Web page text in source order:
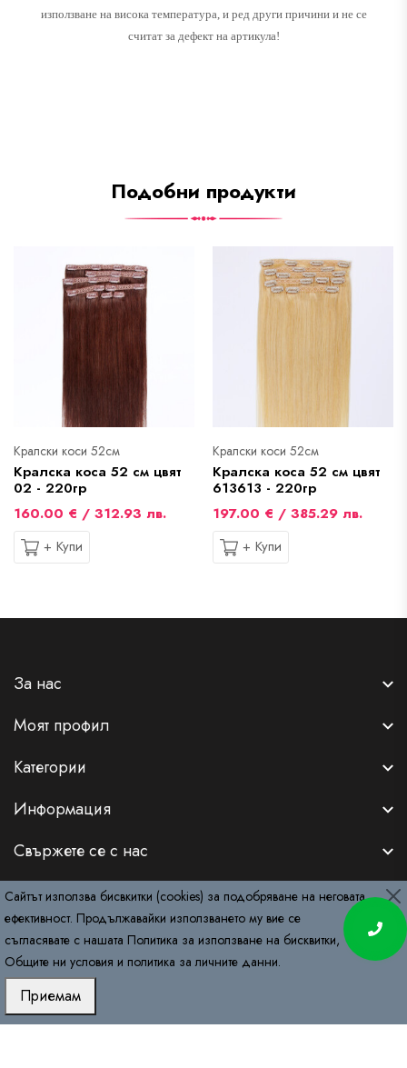
Начало
използване на висока температура, и ред други причини и не се
считат за дефект на артикула!
Подобни продукти
Кралски коси 52см
Кралска коса 52 см цвят
02 - 220гр
160.00 € / 312.93 лв.
+ Купи
Кралски коси 52см
Кралска коса 52 см цвят
613613 - 220гр
197.00 € / 385.29 лв.
+ Купи
За нас
Моят профил
Категории
Информация
Свържете се с нас
Copyright © 2026RemyDeluxe.com. All Rights Reserved.
Сайтът използва бисвкитки (cookies) за подобряване на неговата
ефективност. Продължавайки използването му вие се
съгласявате с нашата Политика за използване на бисквитки,
Общите ни условия и политика за личните данни.
Приемам